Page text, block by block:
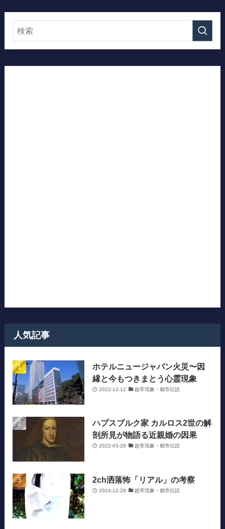
人気記事
ホテルニュージャパン火災〜因
縁と今もつきまとう心霊現象
2022-12-12 超常現象・都市伝説
ハプスブルク家 カルロス2世の解
剖所見が物語る近親婚の因果
2022-03-28 超常現象・都市伝説
2ch洒落怖「リアル」の考察
2024-12-28 超常現象・都市伝説